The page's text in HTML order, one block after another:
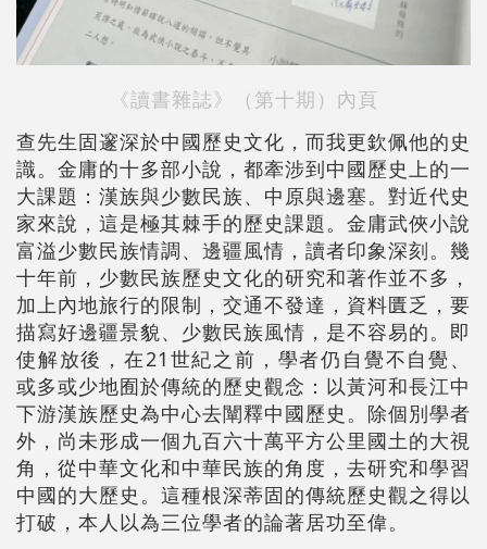
《讀書雜誌》（第十期）內頁
查先生固邃深於中國歷史文化，而我更欽佩他的史
識。金庸的十多部小說，都牽涉到中國歷史上的一
大課題：漢族與少數民族、中原與邊塞。對近代史
家來說，這是極其棘手的歷史課題。金庸武俠小說
富溢少數民族情調、邊疆風情，讀者印象深刻。幾
十年前，少數民族歷史文化的研究和著作並不多，
加上內地旅行的限制，交通不發達，資料匱乏，要
描寫好邊疆景貌、少數民族風情，是不容易的。即
使解放後，在21世紀之前，學者仍自覺不自覺、
或多或少地囿於傳統的歷史觀念：以黃河和長江中
下游漢族歷史為中心去闡釋中國歷史。除個別學者
外，尚未形成一個九百六十萬平方公里國土的大視
角，從中華文化和中華民族的角度，去研究和學習
中國的大歷史。這種根深蒂固的傳統歷史觀之得以
打破，本人以為三位學者的論著居功至偉。